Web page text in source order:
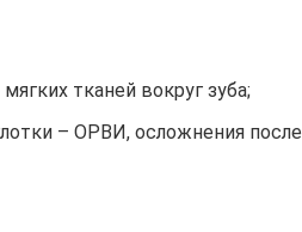
тканей вокруг зуба;
– ОРВИ, осложнения после